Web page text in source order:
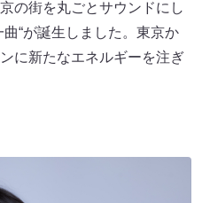
“が誕生しました。東京か
に新たなエネルギーを注ぎ